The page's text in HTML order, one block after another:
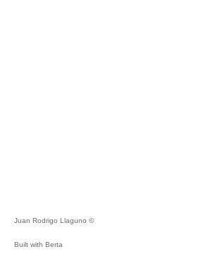
Juan Rodrigo Llaguno ©
Built with Berta